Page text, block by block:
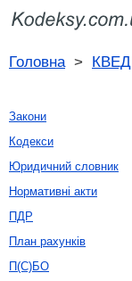
Головна> КВЕД
Закони
Кодекси
Юридичний словник
Нормативні акти
ПДР
План рахунків
П(С)БО